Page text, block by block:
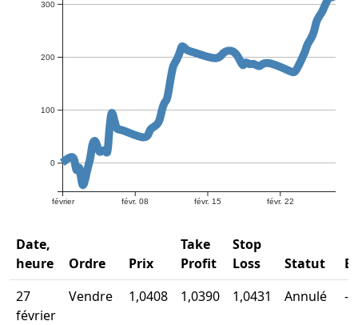
février févr. 08 févr. 15 févr. 22
0
100
200
300
Date,
heure
Ordre Prix
Take
Profit
Stop
Loss
Statut
27
février
Vendre 1,0408 1,0390 1,0431 Annulé -